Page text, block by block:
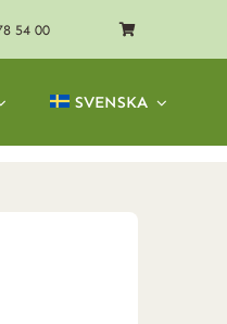
54 00
SVENSKA